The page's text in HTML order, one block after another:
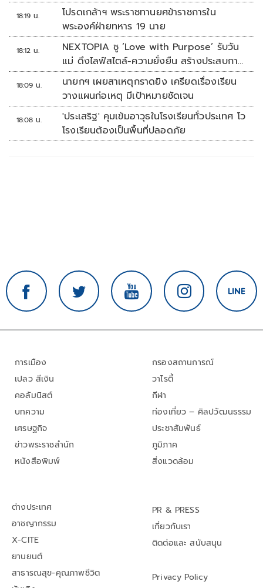
18:19 น.
โปรดเกล้าฯ พระราชทานยศข้าราชการใน
พระองค์ฝ่ายทหาร 19 นาย
18:12 น.
NEXTOPIA ชู ‘Love with Purpose’ รับวัน
แม่ ดึงไลฟ์สไตล์-ความยั่งยืน สร้างประสบกา
รณ์ช้อปปิงมีความหมาย
18:09 น.
นายกฯ เผยสาเหตุกราดยิง เครียดเรื่องเรียน
วางแผนก่อเหตุ มีเป้าหมายชัดเจน
18:08 น.
'ประเสริฐ' คุมเข้มอาวุธในโรงเรียนทั่วประเทศ โว
โรงเรียนต้องเป็นพื้นที่ปลอดภัย
การเมือง
เปลว สีเงิน
คอลัมนิสต์
บทความ
เศรษฐกิจ
ข่าวพระราชสำนัก
หนังสือพิมพ์
กรองสถานการณ์
วาไรตี้
กีฬา
ท่องเที่ยว – ศิลปวัฒนธรรม
ประชาสัมพันธ์
ภูมิภาค
สิ่งแวดล้อม
ต่างประเทศ
อาชญากรรม
X-CITE
ยานยนต์
สาธารณสุข-คุณภาพชีวิต
PR & PRESS
เกี่ยวกับเรา
ติดต่อและ สนับสนุน
Privacy Policy